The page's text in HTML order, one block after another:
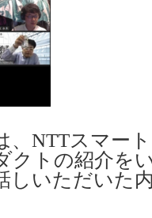
、NTTスマー
クトの紹介を
しいただいた